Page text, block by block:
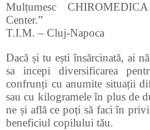
Mulțumesc
Center.”
T.I.M. – Cluj-Napoca
Dacă și tu ești însărcinată, ai
sa incepi diversificarea
confrunți cu anumite situații
sau cu kilogramele în plus de
ne și află ce poți să faci în
beneficiul copilului tău.